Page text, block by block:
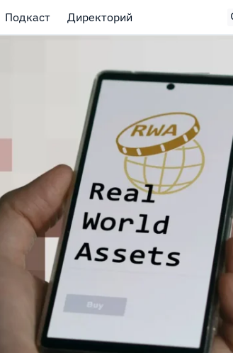
Подкаст Директорий